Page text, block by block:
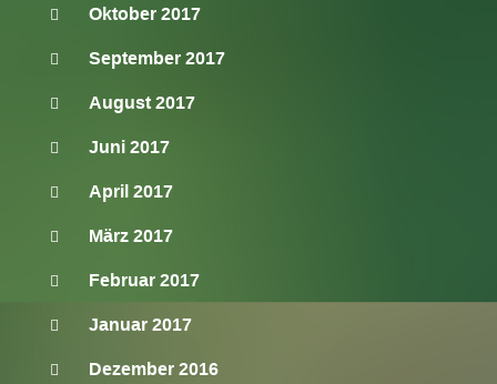
Oktober 2017
September 2017
August 2017
Juni 2017
April 2017
März 2017
Februar 2017
Januar 2017
Dezember 2016